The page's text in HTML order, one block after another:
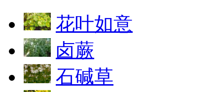
花叶如意
卤蕨
石碱草